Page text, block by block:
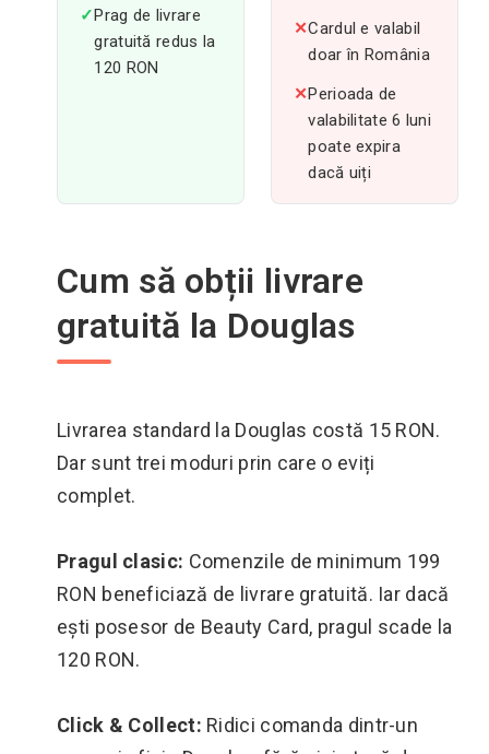
✓Prag de livrare
gratuită redus la
120 RON
✕Cardul e valabil
doar în România
✕Perioada de
valabilitate 6 luni
poate expira
dacă uiți
Cum să obții livrare
gratuită la Douglas
Livrarea standard la Douglas costă 15 RON.
Dar sunt trei moduri prin care o eviți
complet.
Pragul clasic: Comenzile de minimum 199
RON beneficiază de livrare gratuită. Iar dacă
ești posesor de Beauty Card, pragul scade la
120 RON.
Click & Collect: Ridici comanda dintr-un